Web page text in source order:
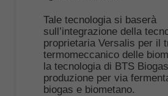
Tale tecnologia si baserà
sull’integrazione della
proprietaria Versalis per il
termomeccanico delle
la tecnologia di BTS
produzione per via
biogas e biometano.